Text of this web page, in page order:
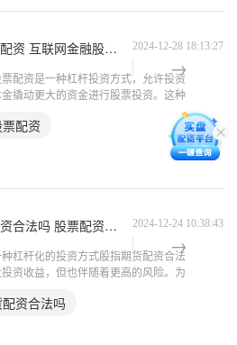
岱山县股票配资 互联网金融股票配资：高收益还是高风险？ 2024-12-28 18:13:27
配资是一种杠杆投资方式，允许投资
撬动更大的资金进行股票投资。这种
平台众多，投资者在选择时应注意以下
配资
股指期货配资合法吗 股票配资协议：明晰权利义务，保障投资安全 2024-12-24 10:38:43
杠杆化的投资方式股指期货配资合法
资收益，但也伴随着更高的风险。为
。 通过股票配资，投资者可以摆脱自
资合法吗